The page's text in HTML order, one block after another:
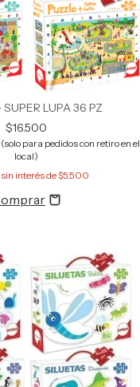
SUPER LUPA 36 PZ
$16.500
para pedidos con retiro en el
local)
interés de$5.500